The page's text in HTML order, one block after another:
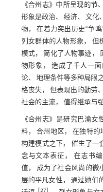
《合州志》中所呈现的节
形象是政治、 经济、 文化
物， 在着力突出历史“争
列女群体的人物形象， 但
模式， 简化了人物事迹，
物形象， 造成了千人一
论、 地理条件等多种局限
格丧失， 但表现出的勤劳
社会的主流， 值得继承与弘
《合州志》是研究巴渝
料， 合州地区， 在独特
构建模式之下， 催生了一
念与文本表征， 在志书
值， 成为了社会风尚的微
层的平凡女性， 通过她们
［27